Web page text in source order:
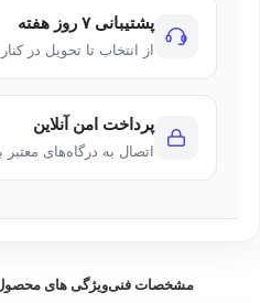
پشتیبانی ۷ روز هفته
از انتخاب تا تحویل در
پرداخت امن آنلاین
اتصال به درگاه‌های معتبر
مشخصات فنیویژگی های